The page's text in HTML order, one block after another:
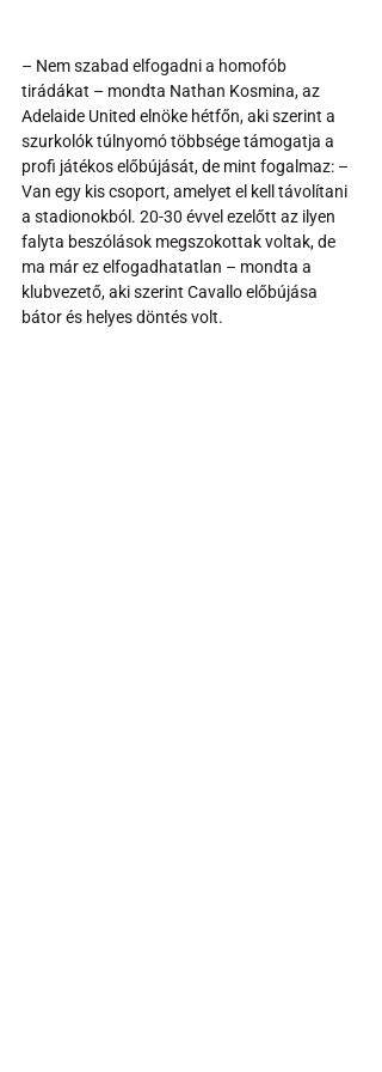
– Nem szabad elfogadni a homofób
tirádákat – mondta Nathan Kosmina, az
Adelaide United elnöke hétfőn, aki szerint a
szurkolók túlnyomó többsége támogatja a
profi játékos előbújását, de mint fogalmaz: –
Van egy kis csoport, amelyet el kell távolítani
a stadionokból. 20-30 évvel ezelőtt az ilyen
falyta beszólások megszokottak voltak, de
ma már ez elfogadhatatlan – mondta a
klubvezető, aki szerint Cavallo előbújása
bátor és helyes döntés volt.